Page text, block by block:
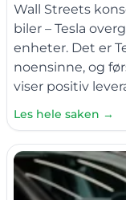
Wall Streets
biler – Tesla
enheter. Det er
noensinne, og
viser positiv
Les hele saken →